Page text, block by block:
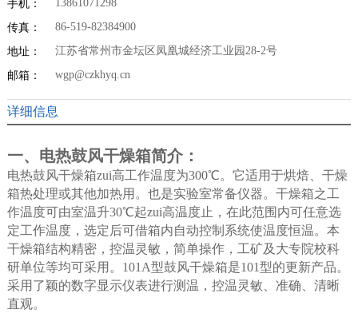
手机： 13861071298
传真： 86-519-82384900
地址： 江苏省常州市金坛区凤凰城经济工业园28-2号
邮箱： wgp@czkhyq.cn
详细信息
一、电热鼓风干燥箱简介：
电热鼓风干燥箱zui高工作温度为300℃。它适用于烘焙、干燥
箱热处理或其他加热用。也是实验室常备仪器。干燥箱之工
作温度可由室温升30℃起zui高温度止，在此范围内可任意选
定工作温度，选定后可借箱内自动控制系统使温度恒温。本
干燥箱结构精密，控温灵敏，简单操作，工矿及大专院校科
研单位等均可采用。 101A型鼓风干燥箱是101型的更新产品。
采用了颖的数字显示仪表进行测温，控温灵敏、准确、清晰
直观。